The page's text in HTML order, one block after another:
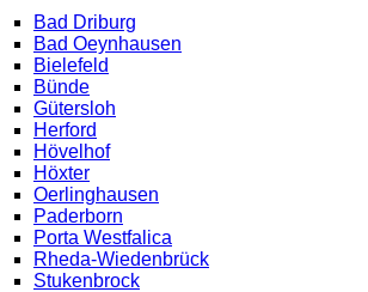
Bad Driburg
Bad Oeynhausen
Bielefeld
Bünde
Gütersloh
Herford
Hövelhof
Höxter
Oerlinghausen
Paderborn
Porta Westfalica
Rheda-Wiedenbrück
Stukenbrock